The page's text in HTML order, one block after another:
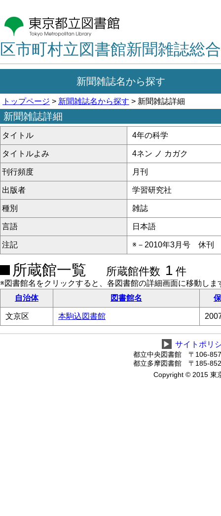
区市町村立図書館新聞雑誌総
新聞雑誌名から探す
トップページ > 新聞雑誌名から探す > 新聞雑誌詳細
新聞雑誌詳細
タイトル 4年の科学
タイトルよみ 4ネン ノ カガク
刊行頻度 月刊
出版者 学習研究社
種別 雑誌
言語 日本語
注記 ※－2010年3月号 休刊
所蔵館一覧 所蔵館件数 1 件
※図書館名をクリックすると、各図書館の詳細画面に移動しま
自治体
図書館名
文京区 本駒込図書館
▶ サイトポリ
都立中央図書館 〒106-
都立多摩図書館 〒185-
Copyright © 2015 東